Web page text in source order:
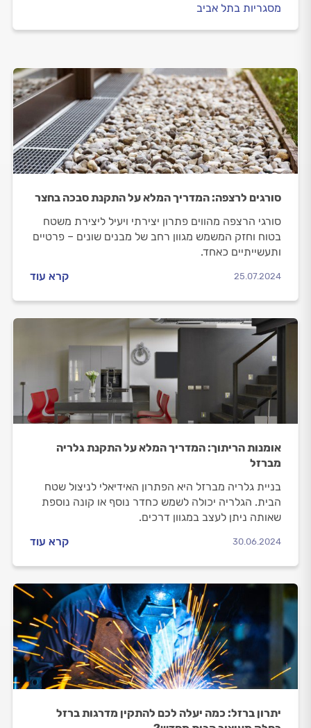
מסגריות בתל אביב
סורגים לרצפה: המדריך המלא על התקנת סבכה בחצר
סורגי הרצפה מהווים פתרון יצירתי ויעיל ליצירת משטח
בטוח וחזק המשמש מגוון רחב של מבנים שונים – פרטיים
ותעשייתיים כאחד.
25.07.2024 קרא עוד
אומנות הריתוך: המדריך המלא על התקנת גלריה
מברזל
בניית גלריה מברזל היא הפתרון האידיאלי לניצול שטח
הבית. הגלריה יכולה לשמש כחדר נוסף או קונה נוספת
שאותה ניתן לעצב במגוון דרכים.
30.06.2024 קרא עוד
יתרון ברזל: כמה יעלה לכם להתקין מדרגות ברזל